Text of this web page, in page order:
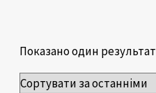
Показано один результат